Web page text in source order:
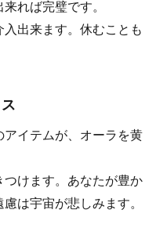
れば完璧です。
出来ます。休むことも
イテムが、オーラを黄
けます。あなたが豊か
は宇宙が悲しみます。